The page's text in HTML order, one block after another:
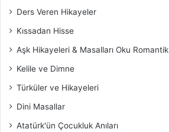
Ders Veren Hikayeler
Kıssadan Hisse
Aşk Hikayeleri & Masalları Oku Romantik
Kelile ve Dimne
Türküler ve Hikayeleri
Dini Masallar
Atatürk'ün Çocukluk Anıları